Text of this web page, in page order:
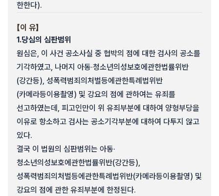
한한다).
【이 유】
1.당심의 심판범위
원심은, 이 사건 공소사실 중 협박의 점에 대한 검사의 공소를
기각하였고, 나머지 아동·청소년의성보호에관한법률위반
(강간등), 성폭력범죄의처벌등에관한특례법위반
(카메라등이용촬영) 및 강요의 점에 관하여는 유죄를
선고하였는데, 피고인만이 위 유죄부분에 대하여 양형부당을
이유로 항소하고 검사는 공소기각부분에 대하여 다투지 않고
있다.
결국 이 법원의 심판범위는 아동·
청소년의성보호에관한법률위반(강간등),
성폭력범죄의처벌등에관한특례법위반(카메라등이용촬영) 및
강요의 점에 관한 유죄부분에 한정된다.